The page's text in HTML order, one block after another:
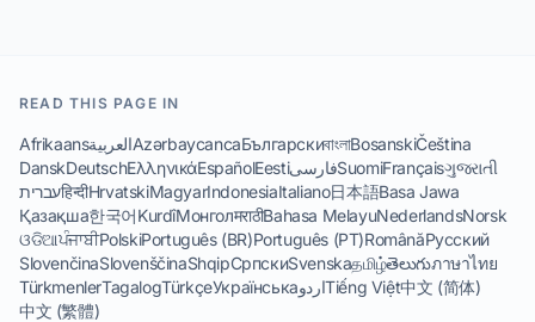
READ THIS PAGE IN
AfrikaansالعربيةAzərbaycancaБългарскиবাংলাBosanskiČeština
DanskDeutschΕλληνικάEspañolEestiفارسیSuomiFrançaisગુજરાતી
עבריתहिन्दीHrvatskiMagyarIndonesiaItaliano日本語Basa Jawa
Қазақша한국어KurdîМонголमराठीBahasa MelayuNederlandsNorsk
ଓଡିଆਪੰਜਾਬੀPolskiPortuguês (BR)Português (PT)RomânăРусский
SlovenčinaSlovenščinaShqipСрпскиSvenskaதமிழ்తెలుగుภาษาไทย
TürkmenlerTagalogTürkçeУкраїнськаاردوTiếng Việt中文 (简体)
中文 (繁體)